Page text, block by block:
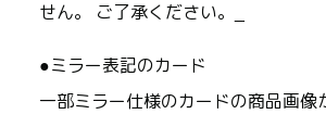
せん。 ご了承ください。_
●ミラー表記のカード
一部ミラー仕様のカードの商品画像